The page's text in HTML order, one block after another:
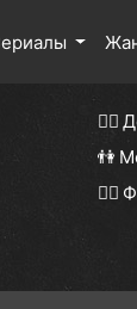
🕵️‍♂️
👫
🧝‍♂️